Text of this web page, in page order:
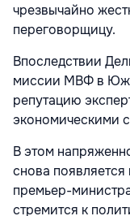
чрезвычайно
переговорщицу.
Впоследствии
миссии МВФ в
репутацию
экономическими
В этом
снова
премьер-
стремится к